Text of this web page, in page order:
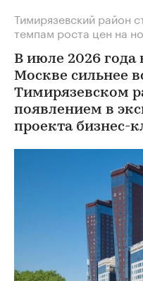
Тимирязевский район
темпам роста цен на
В июле 2026 года
Москве сильнее
Тимирязевском
появлением в
проекта бизнес-